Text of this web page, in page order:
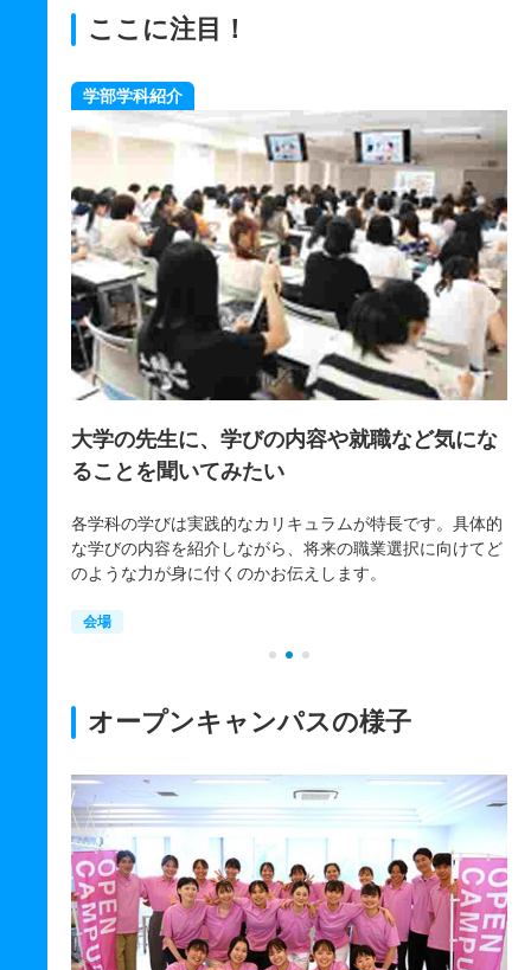
ここに注目！
気にな
す。具体的
に向けてど
個別相談
自分が納得いくまでしっかり相談したい！
しい内容や特別奨学生制度、学費のサポートなど、みなさ
んの質問に納得いくまでお答えします。
オープンキャンパスの様子